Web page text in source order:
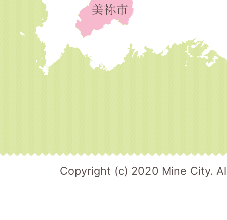
Copyright (c) 2020 Mine City.